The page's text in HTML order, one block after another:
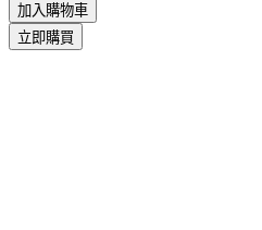
加入購物車
立即購買